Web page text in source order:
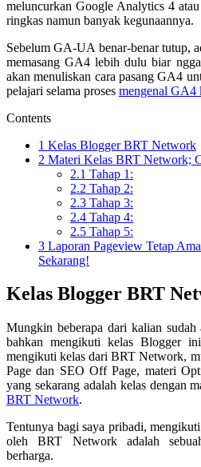
meluncurkan Google Analytics 4
ringkas namun banyak kegunaannya.
Sebelum GA-UA benar-benar tutup,
memasang GA4 lebih dulu biar
akan menuliskan cara pasang GA4
pelajari selama proses mengenal GA4
Contents
1 Kelas Blogger BRT Network
2 Materi Kelas BRT Network;
2.1 Tahap 1:
2.2 Tahap 2:
2.3 Tahap 3:
2.4 Tahap 4:
2.5 Tahap 5:
3 Laporan Pageview Tetap
Sekarang!
Kelas Blogger BRT
Mungkin beberapa dari kalian sudah
bahkan mengikuti kelas Blogger
mengikuti kelas dari BRT Network,
Page dan SEO Off Page, materi
yang sekarang adalah kelas dengan
BRT Network.
Tentunya bagi saya pribadi,
oleh BRT Network adalah
berharga.